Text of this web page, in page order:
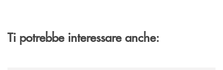
Ti potrebbe interessare anche: